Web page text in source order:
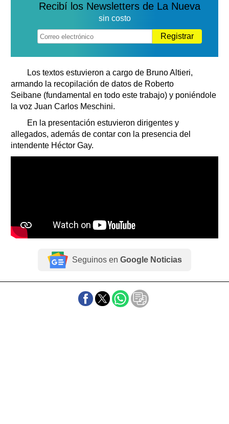
Recibí los Newsletters de La Nueva
sin costo
Registrar
Los textos estuvieron a cargo de Bruno Altieri,
armando la recopilación de datos de Roberto
Seibane (fundamental en todo este trabajo) y poniéndole
la voz Juan Carlos Meschini.
En la presentación estuvieron dirigentes y
allegados, además de contar con la presencia del
intendente Héctor Gay.
Seguinos en Google Noticias